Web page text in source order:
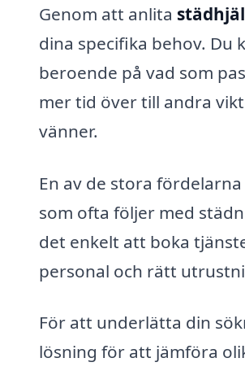
Genom att anlita
dina specifika behov. Du
beroende på vad som
mer tid över till andra
vänner.
En av de stora
som ofta följer med
det enkelt att boka
personal och rätt
För att underlätta din
lösning för att jämföra